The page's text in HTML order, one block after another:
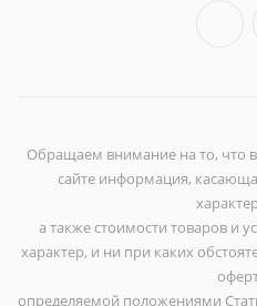
Обращаем внимание на то, что
сайте информация,
а также стоимости товаров и
характер, и ни при каких
определяемой положениями